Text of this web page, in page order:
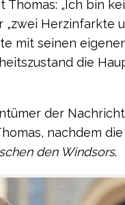
„Ich bin
„zwei
mit seinen
die
der
nachdem
den Windsors.